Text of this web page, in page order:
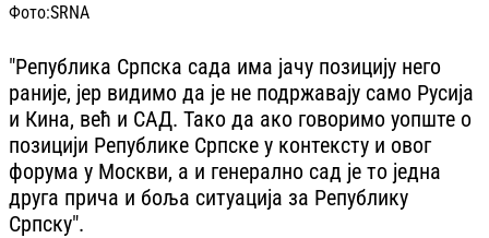
Фото:SRNA
"Република Српска сада има јачу позицију него
раније, јер видимо да је не подржавају само Русија
и Кина, већ и САД. Тако да ако говоримо уопште о
позицији Републике Српске у контексту и овог
форума у Москви, а и генерално сад је то једна
друга прича и боља ситуација за Републику
Српску".